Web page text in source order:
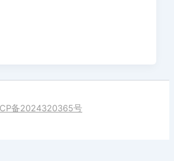
备2024320365号